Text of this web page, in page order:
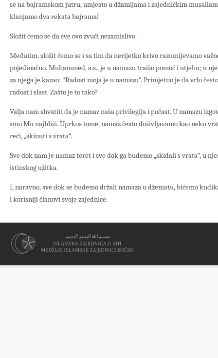
se na bajramskom jutru, umjesto u džamijama i zajedničkim
klanjamo dva rekata bajrama!
Složit ćemo se da sve ovo zvuči nezamislivo.
Međutim, složit ćemo se i sa tim da nerijetko krivo razumijevamo
pojedinačno. Muhammed, a.s., je u namazu tražio pomoć i utjehu; u
za njega je kazao: “Radost moja je u namazu”. Primjetno je da vrlo
radost i slast. Zašto je to tako?
Valja nam shvatiti da je namaz naša privilegija i počast. U namazu
smo Mu najbliži. Uprkos tome, namaz često doživljavamo kao neku
reći, „skinuti s vrata“.
Sve dok nam je namaz teret i sve dok ga budemo „skidali s vrata“, u
istinskog užitka.
I, naravno, sve dok se budemo držali namaza u džematu, bićemo
i korisniji članovi svoje zajednice.